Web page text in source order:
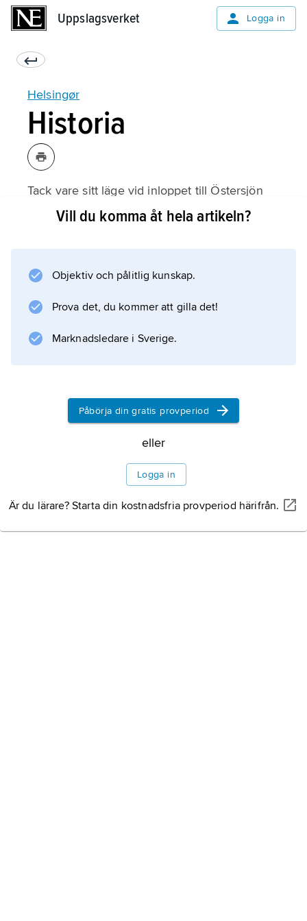
Uppslagsverket Logga in
Helsingør
Historia
Tack vare sitt läge vid inloppet till Östersjön
blev Helsingør en viktig handelsstad redan i
gav Helsingør förnyade stadsprivilegier 1426.
År 1429 infördes
, som innebar att skeppen var tvungna att
Information om artikeln
Vill du komma åt hela artikeln?
Objektiv och pålitlig kunskap.
Prova det, du kommer att gilla det!
Marknadsledare i Sverige.
Påbörja din gratis provperiod
eller
Logga in
Är du lärare? Starta din kostnadsfria provperiod härifrån.